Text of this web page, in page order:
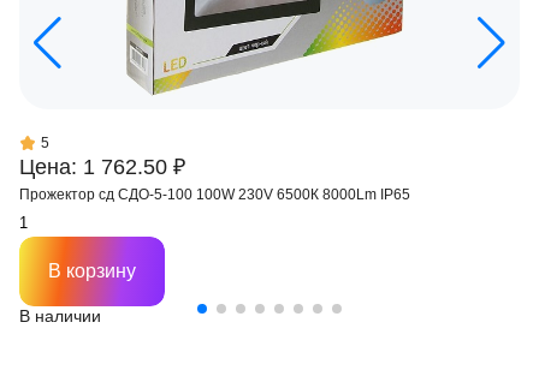
Цена: 1 762.50 ₽
5
Прожектор сд СДО-5-100 100W 230V 6500К 8000Lm IP65
В наличии
В корзину